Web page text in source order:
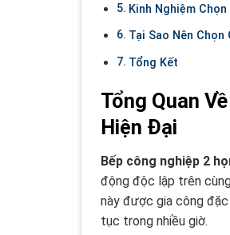
Kinh Nghiệm
Tại Sao Nên
Tổng Kết
Tổng Quan
Hiện Đại
Bếp công nghiệp 2
động độc lập trên
này được gia công
tục trong nhiều giờ.